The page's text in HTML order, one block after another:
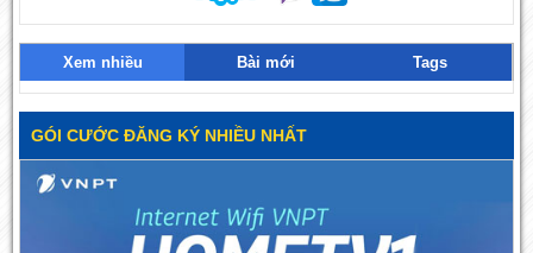
Xem nhiều Bài mới Tags
GÓI CƯỚC ĐĂNG KÝ NHIỀU NHẤT